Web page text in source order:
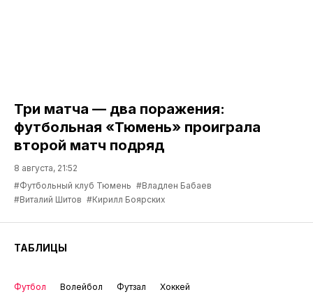
Три матча — два поражения:
футбольная «Тюмень» проиграла
второй матч подряд
8 августа, 21:52
#Футбольный клуб Тюмень #Владлен Бабаев
#Виталий Шитов #Кирилл Боярских
ТАБЛИЦЫ
Футбол Волейбол Футзал Хоккей